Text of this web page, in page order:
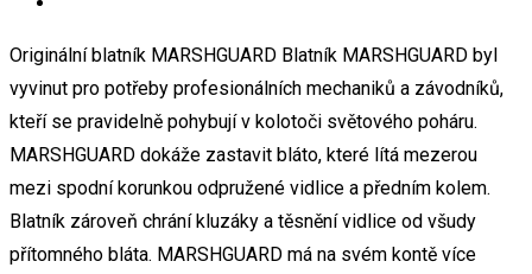
Originální blatník MARSHGUARD Blatník MARSHGUARD byl
vyvinut pro potřeby profesionálních mechaniků a závodníků,
kteří se pravidelně pohybují v kolotoči světového poháru.
MARSHGUARD dokáže zastavit bláto, které lítá mezerou
mezi spodní korunkou odpružené vidlice a předním kolem.
Blatník zároveň chrání kluzáky a těsnění vidlice od všudy
přítomného bláta. MARSHGUARD má na svém kontě více